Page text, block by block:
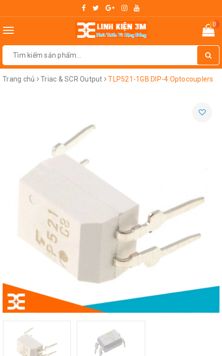
Toggle
0
Trang chủ Triac & SCR Output TLP521-1GB DIP-4 Optocouplers